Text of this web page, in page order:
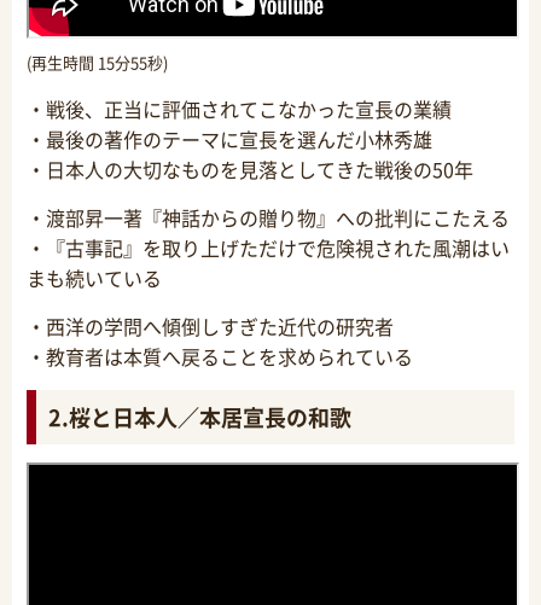
(再生時間 15分55秒)
・戦後、正当に評価されてこなかった宣長の業績
・最後の著作のテーマに宣長を選んだ小林秀雄
・日本人の大切なものを見落としてきた戦後の50年
・渡部昇一著『神話からの贈り物』への批判にこたえる
・『古事記』を取り上げただけで危険視された風潮はい
まも続いている
・西洋の学問へ傾倒しすぎた近代の研究者
・教育者は本質へ戻ることを求められている
2.桜と日本人／本居宣長の和歌